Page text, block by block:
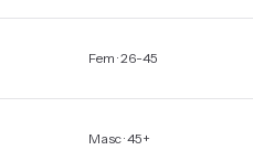
Fem · 26-45
Masc · 45+